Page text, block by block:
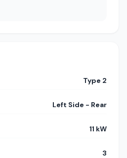
Type 2
Left Side - Rear
11 kW
3